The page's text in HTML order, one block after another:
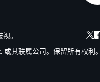
。
其联属公司。保留所有权利。